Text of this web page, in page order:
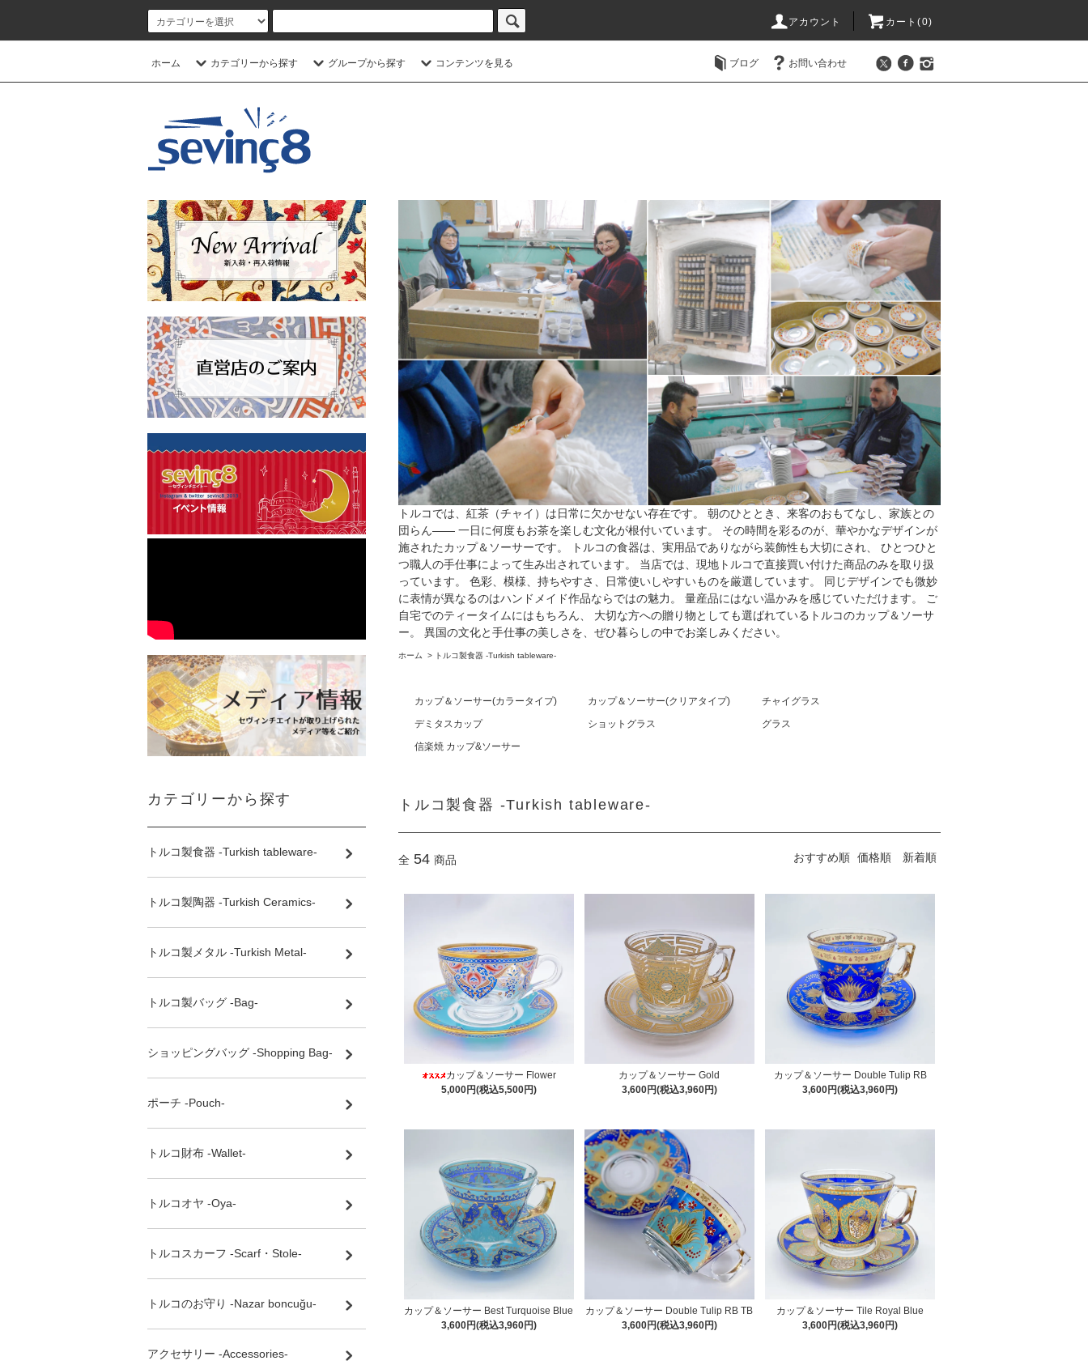
アカウント カート(0)
ホーム カテゴリーから探す グループから探す コンテンツを見る ブログ お問い合わせ
トルコでは、紅茶（チャイ）は日常に欠かせない存在です。 朝のひととき、来客のおもてなし、家族との
団らん―― 一日に何度もお茶を楽しむ文化が根付いています。 その時間を彩るのが、華やかなデザインが
施されたカップ＆ソーサーです。 トルコの食器は、実用品でありながら装飾性も大切にされ、 ひとつひと
つ職人の手仕事によって生み出されています。 当店では、現地トルコで直接買い付けた商品のみを取り扱
っています。 色彩、模様、持ちやすさ、日常使いしやすいものを厳選しています。 同じデザインでも微妙
に表情が異なるのはハンドメイド作品ならではの魅力。 量産品にはない温かみを感じていただけます。 ご
自宅でのティータイムにはもちろん、 大切な方への贈り物としても選ばれているトルコのカップ＆ソーサ
ー。 異国の文化と手仕事の美しさを、ぜひ暮らしの中でお楽しみください。
ホーム > トルコ製食器 -Turkish tableware-
カップ＆ソーサー(カラータイプ) カップ＆ソーサー(クリアタイプ)
チャイグラス
デミタスカップ
ショットグラス
グラス
信楽焼 カップ&ソーサー
トルコ製食器 -Turkish tableware-
全 54 商品 おすすめ順 価格順 新着順
カップ＆ソーサー Flower
5,000円(税込5,500円)
カップ＆ソーサー Gold
3,600円(税込3,960円)
カップ＆ソーサー Double Tulip RB
3,600円(税込3,960円)
カップ＆ソーサー Best Turquoise Blue
3,600円(税込3,960円)
カップ＆ソーサー Double Tulip RB TB
3,600円(税込3,960円)
カップ＆ソーサー Tile Royal Blue
3,600円(税込3,960円)
カテゴリーから探す
トルコ製食器 -Turkish tableware-
トルコ製陶器 -Turkish Ceramics-
トルコ製メタル -Turkish Metal-
トルコ製バッグ -Bag-
ショッピングバッグ -Shopping Bag-
ポーチ -Pouch-
トルコ財布 -Wallet-
トルコオヤ -Oya-
トルコスカーフ -Scarf・Stole-
トルコのお守り -Nazar boncuğu-
アクセサリー -Accessories-